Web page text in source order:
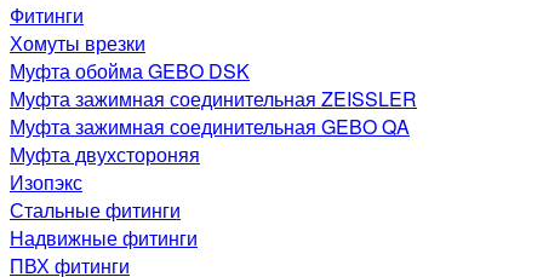
Фитинги
Хомуты врезки
Муфта обойма GEBO DSK
Муфта зажимная соединительная ZEISSLER
Муфта зажимная соединительная GEBO QA
Муфта двухстороняя
Изопэкс
Стальные фитинги
Надвижные фитинги
ПВХ фитинги